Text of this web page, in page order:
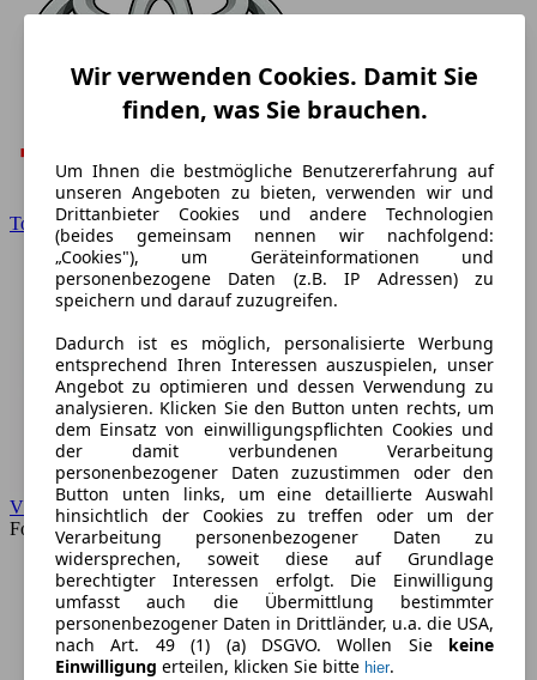
Toyota
VW
Forum
Wir verwenden Cookies. Damit Sie
finden, was Sie brauchen.
Um Ihnen die bestmögliche Benutzererfahrung auf
unseren Angeboten zu bieten, verwenden wir und
Drittanbieter Cookies und andere Technologien
(beides gemeinsam nennen wir nachfolgend:
„Cookies"), um Geräteinformationen und
personenbezogene Daten (z.B. IP Adressen) zu
speichern und darauf zuzugreifen.
Dadurch ist es möglich, personalisierte Werbung
entsprechend Ihren Interessen auszuspielen, unser
Angebot zu optimieren und dessen Verwendung zu
analysieren. Klicken Sie den Button unten rechts, um
dem Einsatz von einwilligungspflichten Cookies und
der damit verbundenen Verarbeitung
personenbezogener Daten zuzustimmen oder den
Button unten links, um eine detaillierte Auswahl
hinsichtlich der Cookies zu treffen oder um der
Verarbeitung personenbezogener Daten zu
widersprechen, soweit diese auf Grundlage
berechtigter Interessen erfolgt. Die Einwilligung
umfasst auch die Übermittlung bestimmter
personenbezogener Daten in Drittländer, u.a. die USA,
nach Art. 49 (1) (a) DSGVO. Wollen Sie keine
Einwilligung erteilen, klicken Sie bitte hier.